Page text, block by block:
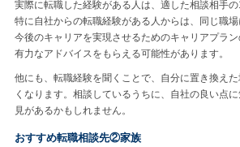
実際に転職した経験がある人は、適した相談相手の
特に自社からの転職経験がある人からは、同じ職場
今後のキャリアを実現させるためのキャリアプラン
有力なアドバイスをもらえる可能性があります。
他にも、転職経験を聞くことで、自分に置き換え
くなります。相談しているうちに、自社の良い点
見があるかもしれません。
おすすめ転職相談先②家族